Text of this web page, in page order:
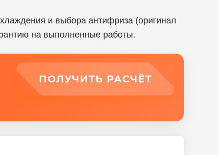
и выбора антифриза (оригинал
на выполненные работы.
ПОЛУЧИТЬ РАСЧЁТ